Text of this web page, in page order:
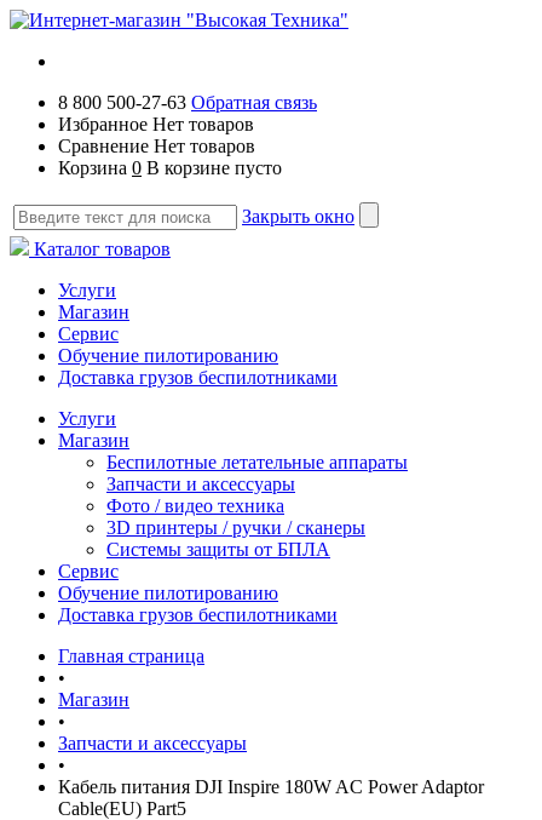
8 800 500-27-63 Обратная связь
Избранное Нет товаров
Сравнение Нет товаров
Корзина 0 В корзине пусто
Закрыть окно
Каталог товаров
Услуги
Магазин
Сервис
Обучение пилотированию
Доставка грузов беспилотниками
Услуги
Магазин
Беспилотные летательные аппараты
Запчасти и аксессуары
Фото / видео техника
3D принтеры / ручки / сканеры
Системы защиты от БПЛА
Сервис
Обучение пилотированию
Доставка грузов беспилотниками
Главная страница
•
Магазин
•
Запчасти и аксессуары
•
Кабель питания DJI Inspire 180W AC Power Adaptor
Cable(EU) Part5